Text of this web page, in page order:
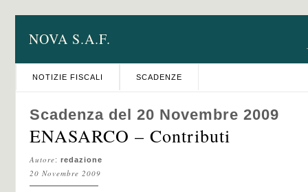
NOVA S.A.F.
NOTIZIE FISCALI SCADENZE
Scadenza del 20 Novembre 2009
ENASARCO – Contributi
Autore: redazione
20 Novembre 2009